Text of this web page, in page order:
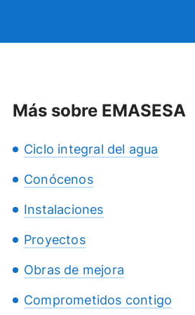
Más sobre EMASESA
Ciclo integral del agua
Conócenos
Instalaciones
Proyectos
Obras de mejora
Comprometidos contigo